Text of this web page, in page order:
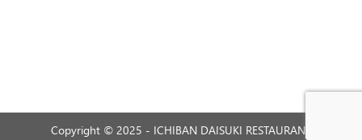
Copyright © 2025 - ICHIBAN DAISUKI RESTAURANT